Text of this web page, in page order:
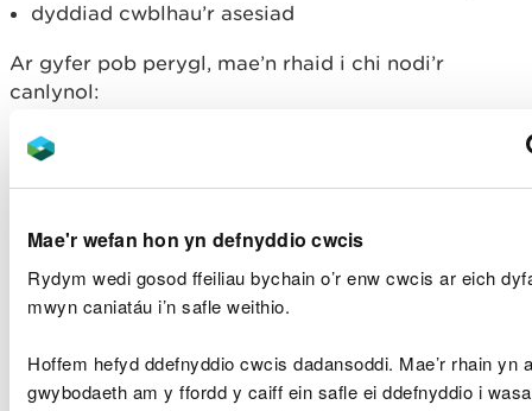
Mae'r wefan hon yn defnyddio cwcis
Rydym wedi gosod ffeiliau bychain o’r enw cwcis ar eich
mwyn caniatáu i’n safle weithio.
Hoffem hefyd ddefnyddio cwcis dadansoddi. Mae’r rhain yn
gwybodaeth am y ffordd y caiff ein safle ei ddefnyddio i
dyddiad cwblhau’r asesiad
Ar gyfer pob perygl, mae’n rhaid i chi nodi’r
canlynol:
pwy allai gael ei niweidio
controls you will put in place
and level of risk
Enghraifft